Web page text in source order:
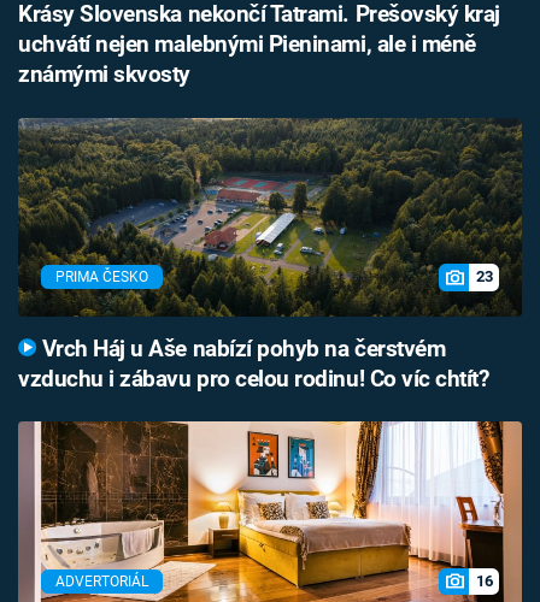
Krásy Slovenska nekončí Tatrami. Prešovský kraj
uchvátí nejen malebnými Pieninami, ale i méně
známými skvosty
PRIMA ČESKO 23
Vrch Háj u Aše nabízí pohyb na čerstvém
vzduchu i zábavu pro celou rodinu! Co víc chtít?
ADVERTORIÁL 16